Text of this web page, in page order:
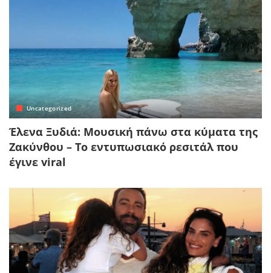
Uncategorized
Έλενα Ξυδιά: Μουσική πάνω στα κύματα της
Ζακύνθου – Το εντυπωσιακό ρεσιτάλ που
έγινε viral